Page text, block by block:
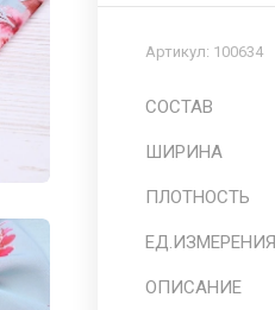
Артикул: 100634
СОСТАВ
ШИРИНА
ПЛОТНОСТЬ
ЕД.ИЗМЕРЕНИЯ
ОПИСАНИЕ